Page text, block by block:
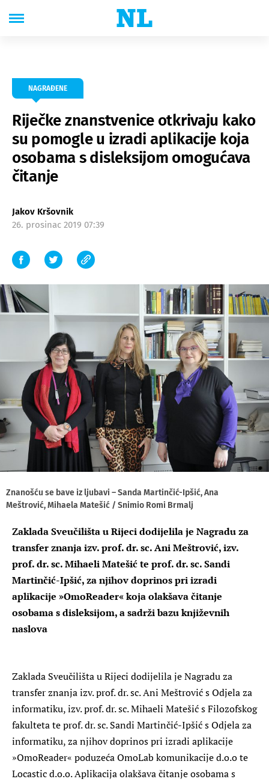
NAGRAĐENE
Riječke znanstvenice otkrivaju kako
su pomogle u izradi aplikacije koja
osobama s disleksijom omogućava
čitanje
Jakov Kršovnik
26. prosinac 2019 07:39
Znanošću se bave iz ljubavi – Sanda Martinčić-Ipšić, Ana
Meštrović, Mihaela Matešić / Snimio Romi Brmalj
Zaklada Sveučilišta u Rijeci dodijelila je Nagradu za
transfer znanja izv. prof. dr. sc. Ani Meštrović, izv.
prof. dr. sc. Mihaeli Matešić te prof. dr. sc. Sandi
Martinčić-Ipšić, za njihov doprinos pri izradi
aplikacije »OmoReader« koja olakšava čitanje
osobama s disleksijom, a sadrži bazu književnih
naslova
Zaklada Sveučilišta u Rijeci dodijelila je Nagradu za
transfer znanja izv. prof. dr. sc. Ani Meštrović s Odjela za
informatiku, izv. prof. dr. sc. Mihaeli Matešić s Filozofskog
fakulteta te prof. dr. sc. Sandi Martinčić-Ipšić s Odjela za
informatiku, za njihov doprinos pri izradi aplikacije
»OmoReader« poduzeća OmoLab komunikacije d.o.o te
Locastic d.o.o. Aplikacija olakšava čitanje osobama s